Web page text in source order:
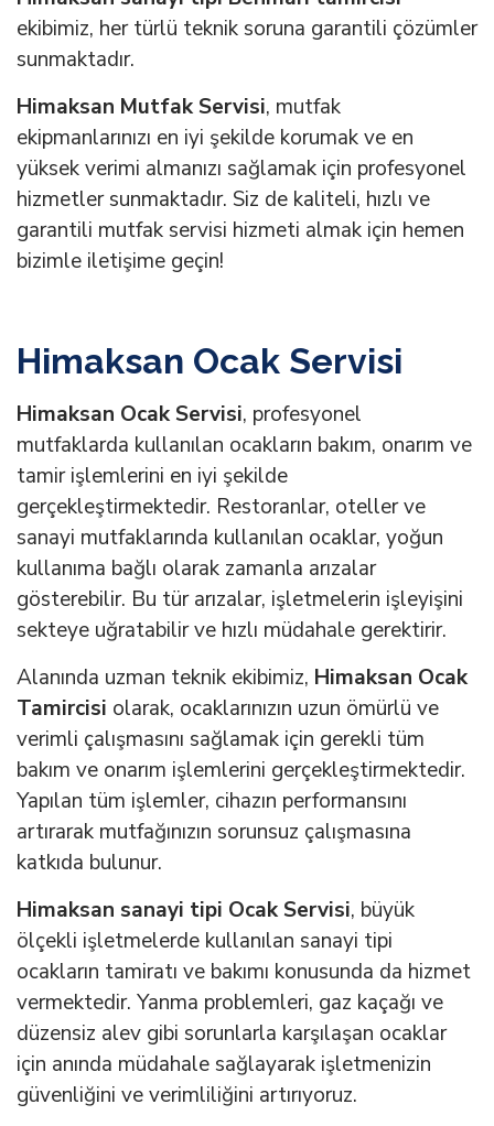
ekibimiz, her türlü teknik soruna garantili çözümler
sunmaktadır.
Himaksan Mutfak Servisi, mutfak
ekipmanlarınızı en iyi şekilde korumak ve en
yüksek verimi almanızı sağlamak için profesyonel
hizmetler sunmaktadır. Siz de kaliteli, hızlı ve
garantili mutfak servisi hizmeti almak için hemen
bizimle iletişime geçin!
Himaksan Ocak Servisi
Himaksan Ocak Servisi, profesyonel
mutfaklarda kullanılan ocakların bakım, onarım ve
tamir işlemlerini en iyi şekilde
gerçekleştirmektedir. Restoranlar, oteller ve
sanayi mutfaklarında kullanılan ocaklar, yoğun
kullanıma bağlı olarak zamanla arızalar
gösterebilir. Bu tür arızalar, işletmelerin işleyişini
sekteye uğratabilir ve hızlı müdahale gerektirir.
Alanında uzman teknik ekibimiz, Himaksan Ocak
Tamircisi olarak, ocaklarınızın uzun ömürlü ve
verimli çalışmasını sağlamak için gerekli tüm
bakım ve onarım işlemlerini gerçekleştirmektedir.
Yapılan tüm işlemler, cihazın performansını
artırarak mutfağınızın sorunsuz çalışmasına
katkıda bulunur.
Himaksan sanayi tipi Ocak Servisi, büyük
ölçekli işletmelerde kullanılan sanayi tipi
ocakların tamiratı ve bakımı konusunda da hizmet
vermektedir. Yanma problemleri, gaz kaçağı ve
düzensiz alev gibi sorunlarla karşılaşan ocaklar
için anında müdahale sağlayarak işletmenizin
güvenliğini ve verimliliğini artırıyoruz.